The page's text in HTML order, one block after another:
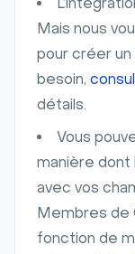
Mais nous
pour créer un
besoin,
détails.
Vous
manière dont
avec vos
Membres de
fonction de